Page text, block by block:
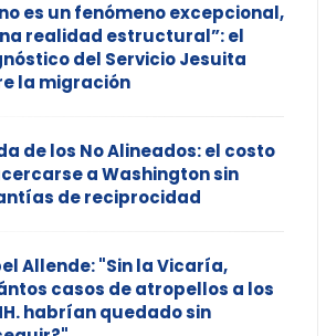
es un fenómeno excepcional,
realidad estructural”: el
del Servicio Jesuita
la migración
de los No Alineados: el costo
a Washington sin
de reciprocidad
Allende: "Sin la Vicaría,
casos de atropellos a los
habrían quedado sin